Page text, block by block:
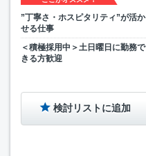
”丁寧さ・ホスピタリティ”が活か
せる仕事
＜積極採用中＞土日曜日に勤務で
きる方歓迎
検討リストに追加